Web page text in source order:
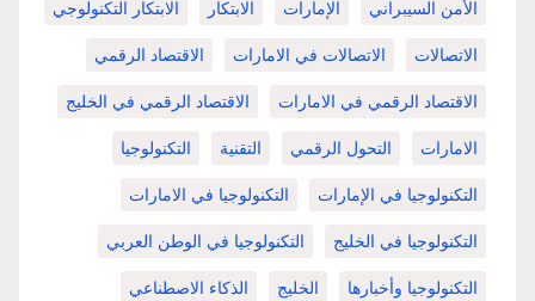
الأمن السيبراني الإمارات الابتكار الابتكار التكنولوجي
الاتصالات الاتصالات في الامارات الاقتصاد الرقمي
الاقتصاد الرقمي في الامارات الاقتصاد الرقمي في الخليج
الامارات التحول الرقمي التقنية التكنولوجيا
التكنولوجيا في الإمارات التكنولوجيا في الامارات
التكنولوجيا في الخليج التكنولوجيا في الوطن العربي
التكنولوجيا وأخبارها الخليج الذكاء الاصطناعي